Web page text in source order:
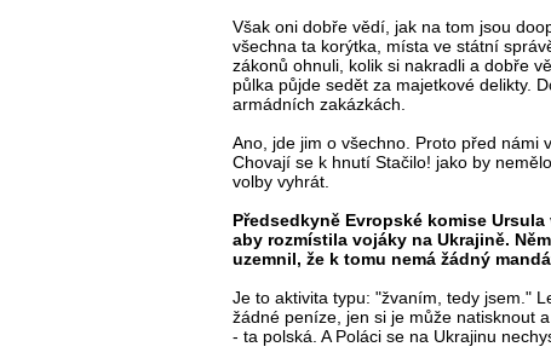
Však oni dobře vědí, jak na tom jsou
všechna ta korýtka, místa ve státní
zákonů ohnuli, kolik si nakradli a dobře
půlka půjde sedět za majetkové delikty.
armádních zakázkách.
Ano, jde jim o všechno. Proto před námi
Chovají se k hnutí Stačilo! jako by
volby vyhrát.
Předsedkyně Evropské komise
aby rozmístila vojáky na Ukrajině.
uzemnil, že k tomu nemá žádný
Je to aktivita typu: "žvaním, tedy jsem."
žádné peníze, jen si je může natisknout
- ta polská. A Poláci se na Ukrajinu